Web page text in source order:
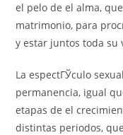
el pelo de el alma,
matrimonio, para
y estar juntos toda su
La espectГЎculo
permanencia, igual
etapas de el
distintas periodos,